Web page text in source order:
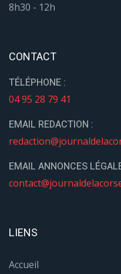
8h30 - 12h
CONTACT
TÉLÉPHONE :
04 95 28 79 41
EMAIL REDACTION :
EMAIL ANNONCES
LIENS
Accueil